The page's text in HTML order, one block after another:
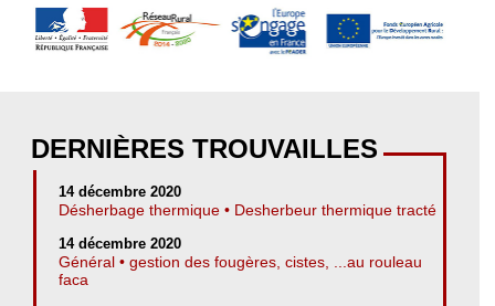
DERNIÈRES TROUVAILLES
14 décembre 2020
Désherbage thermique • Desherbeur thermique tracté
14 décembre 2020
Général • gestion des fougères, cistes, ...au rouleau
faca